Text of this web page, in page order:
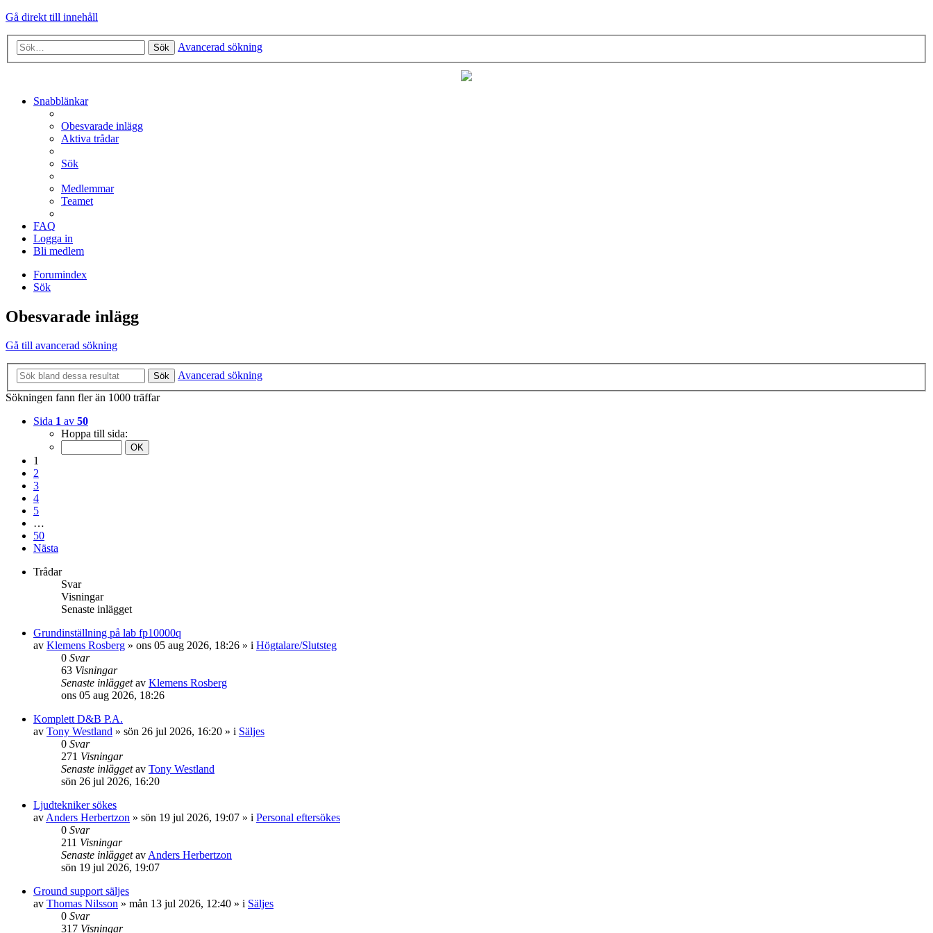
Gå direkt till innehåll
Sök Avancerad sökning
Snabblänkar
Obesvarade inlägg
Aktiva trådar
Sök
Medlemmar
Teamet
FAQ
Logga in
Bli medlem
Forumindex
Sök
Obesvarade inlägg
Gå till avancerad sökning
Sök
Avancerad sökning
Sökningen fann fler än 1000 träffar
Sida 1 av 50
Hoppa till sida:
1
2
3
4
5
…
50
Nästa
Trådar
Svar
Visningar
Senaste inlägget
Grundinställning på lab fp10000q
av Klemens Rosberg » ons 05 aug 2026, 18:26 » i Högtalare/Slutsteg
0 Svar
63 Visningar
Senaste inläggetav Klemens Rosberg
ons 05 aug 2026, 18:26
Komplett D&B P.A.
av Tony Westland » sön 26 jul 2026, 16:20 » i Säljes
0 Svar
271 Visningar
Senaste inläggetav Tony Westland
sön 26 jul 2026, 16:20
Ljudtekniker sökes
av Anders Herbertzon » sön 19 jul 2026, 19:07 » i Personal eftersökes
0 Svar
211 Visningar
Senaste inläggetav Anders Herbertzon
sön 19 jul 2026, 19:07
Ground support säljes
av Thomas Nilsson » mån 13 jul 2026, 12:40 » i Säljes
0 Svar
317 Visningar